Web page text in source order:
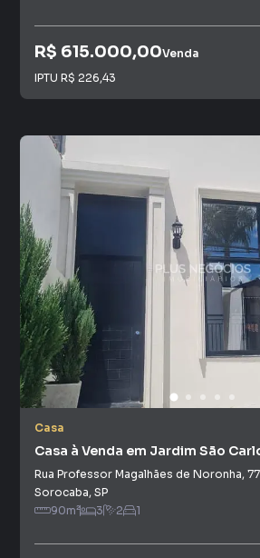
R$ 615.000,00Venda
IPTU R$ 226,43
Casa
Casa à Venda em Jardim São
Rua Professor Magalhães de Noronha, 77
Sorocaba, SP
90m² 3 2 1